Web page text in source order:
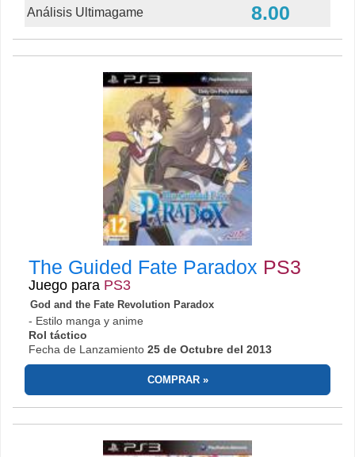
Análisis Ultimagame 8.00
The Guided Fate Paradox PS3
Juego para PS3
God and the Fate Revolution Paradox
- Estilo manga y anime
Rol táctico
Fecha de Lanzamiento 25 de Octubre del 2013
COMPRAR